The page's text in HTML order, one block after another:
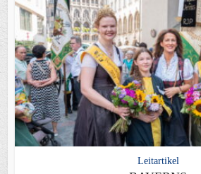
Leitartikel